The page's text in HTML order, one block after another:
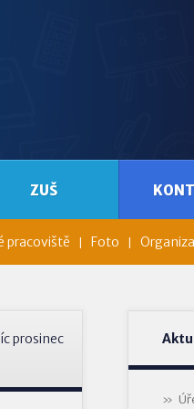
pracoviště Foto
ZUŠ
prosinec